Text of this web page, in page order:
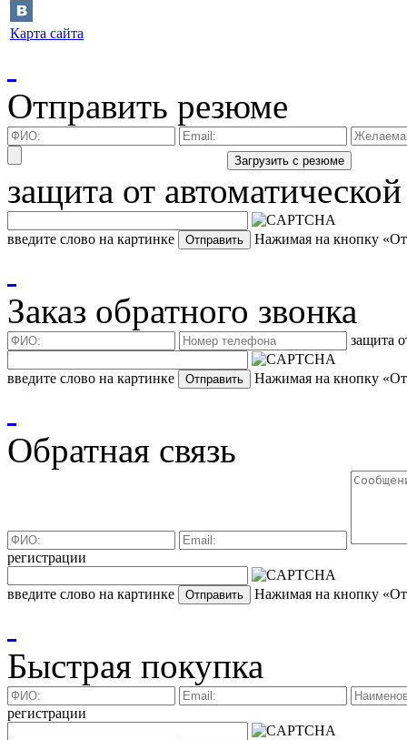
Карта сайта
Отправить резюме
защита от
введите слово на картинке Нажимая на кнопку
Заказ обратного звонка
защита
введите слово на картинке Нажимая на кнопку
Обратная связь
регистрации
введите слово на картинке Нажимая на кнопку
Быстрая покупка
регистрации